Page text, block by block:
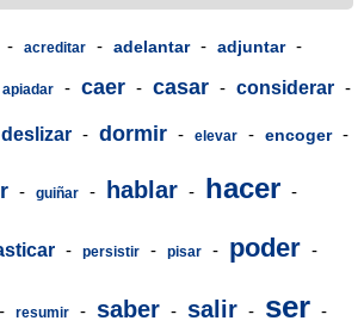
- acreditar - adelantar - adjuntar -
apiadar - caer - casar - considerar -
deslizar - dormir - elevar - encoger -
- guiñar - hablar - hacer -
- persistir - pisar - poder -
- resumir - saber - salir - ser -